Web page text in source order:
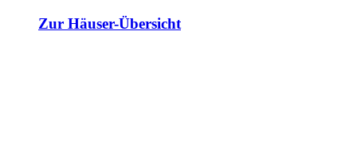
Zur Häuser-Übersicht